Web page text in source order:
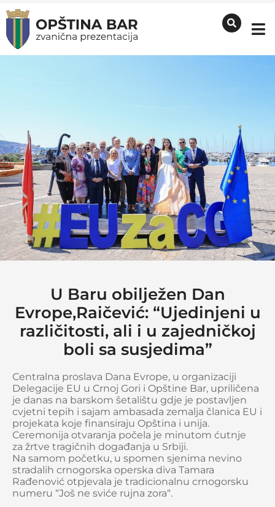
U Baru obilježen Dan
Evrope,Raičević: “Ujedinjeni u
različitosti, ali i u zajedničkoj
boli sa susjedima”
Centralna proslava Dana Evrope, u organizaciji
Delegacije EU u Crnoj Gori i Opštine Bar, upriličena
je danas na barskom šetalištu gdje je postavljen
cvjetni tepih i sajam ambasada zemalja članica EU i
projekata koje finansiraju Opština i unija.
Ceremonija otvaranja počela je minutom ćutnje
za žrtve tragičnih događanja u Srbiji.
Na samom početku, u spomen sjenima nevino
stradalih crnogorska operska diva Tamara
Rađenović otpjevala je tradicionalnu crnogorsku
numeru “Još ne sviće rujna zora“.